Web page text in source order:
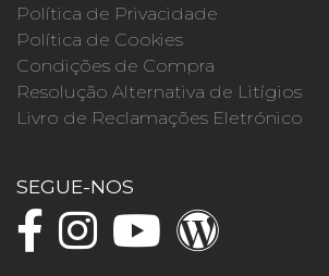
Política de Privacidade
Política de Cookies
Condições de Compra
Resolução Alternativa de Litígios
Livro de Reclamações Eletrónico
SEGUE-NOS